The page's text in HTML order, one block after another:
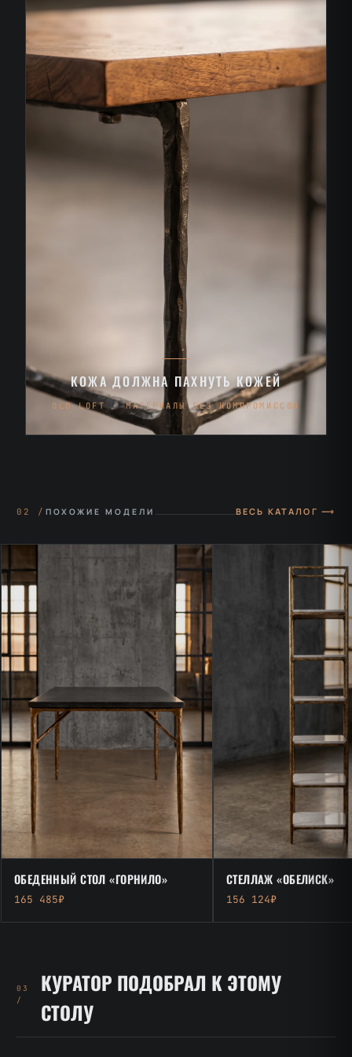
КОЖА ДОЛЖНА ПАХНУТЬ КОЖЕЙ
OLD LOFT · МАТЕРИАЛЫ БЕЗ КОМПРОМИССОВ
02 / ПОХОЖИЕ МОДЕЛИ ВЕСЬ КАТАЛОГ ⟶
ОБЕДЕННЫЙ СТОЛ «ГОРНИЛО»
165 485₽
СТЕЛЛАЖ «ОБЕЛИСК»
156 124₽
03
/
КУРАТОР ПОДОБРАЛ К ЭТОМУ
СТОЛУ